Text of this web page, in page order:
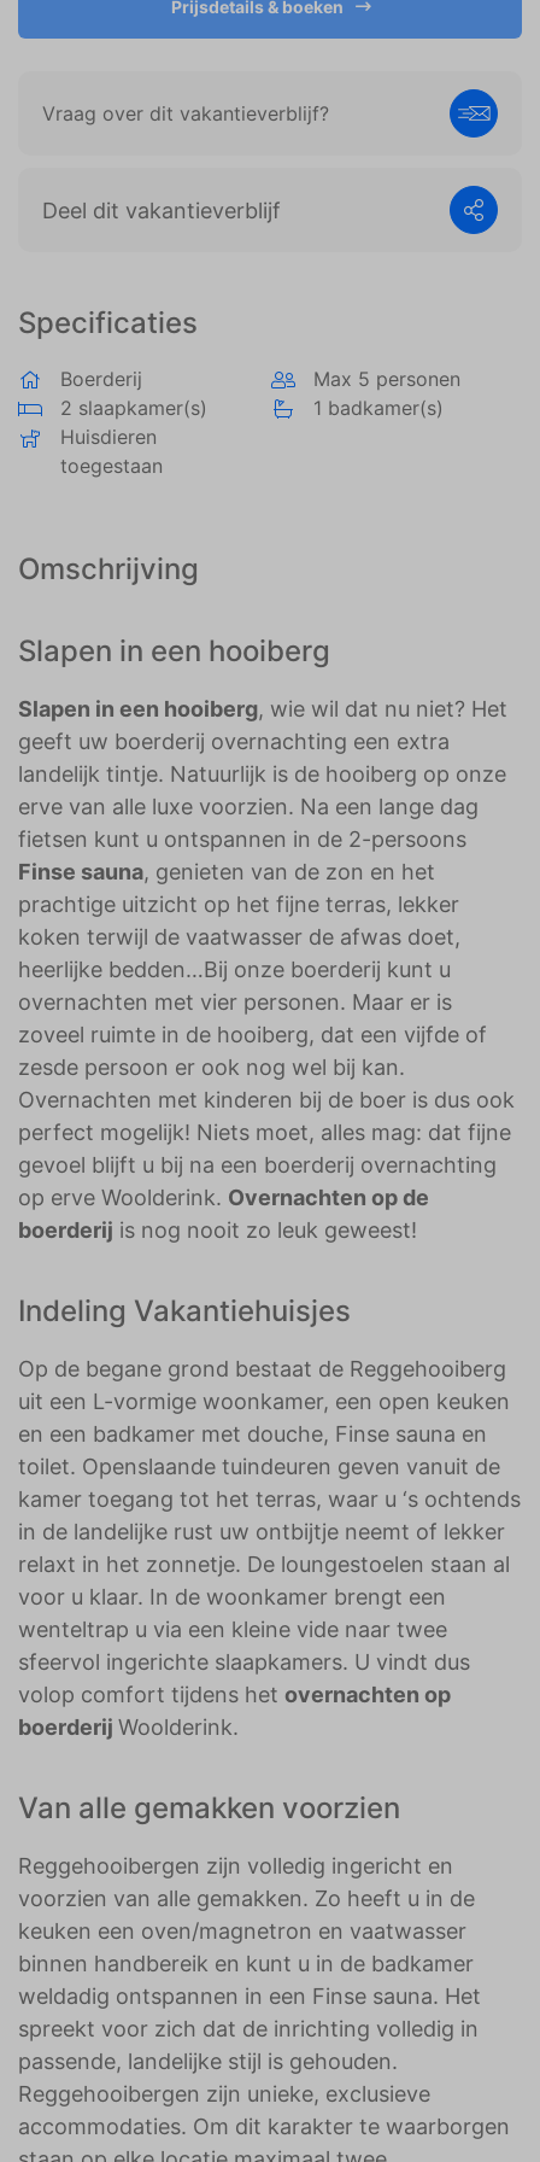
Specificaties
Boerderij
Max 5 personen
2 slaapkamer(s)
1 badkamer(s)
Huisdieren
toegestaan
Omschrijving
Slapen in een hooiberg
Slapen in een hooiberg, wie wil dat nu niet? Het
geeft uw boerderij overnachting een extra
landelijk tintje. Natuurlijk is de hooiberg op onze
erve van alle luxe voorzien. Na een lange dag
fietsen kunt u ontspannen in de 2-persoons
Finse sauna, genieten van de zon en het
prachtige uitzicht op het fijne terras, lekker
koken terwijl de vaatwasser de afwas doet,
heerlijke bedden…Bij onze boerderij kunt u
overnachten met vier personen. Maar er is
zoveel ruimte in de hooiberg, dat een vijfde of
zesde persoon er ook nog wel bij kan.
Overnachten met kinderen bij de boer is dus ook
perfect mogelijk! Niets moet, alles mag: dat fijne
gevoel blijft u bij na een boerderij overnachting
op erve Woolderink. Overnachten op de
boerderij is nog nooit zo leuk geweest!
Indeling Vakantiehuisjes
Op de begane grond bestaat de Reggehooiberg
uit een L-vormige woonkamer, een open keuken
en een badkamer met douche, Finse sauna en
toilet. Openslaande tuindeuren geven vanuit de
kamer toegang tot het terras, waar u ‘s ochtends
in de landelijke rust uw ontbijtje neemt of lekker
relaxt in het zonnetje. De loungestoelen staan al
voor u klaar. In de woonkamer brengt een
wenteltrap u via een kleine vide naar twee
sfeervol ingerichte slaapkamers. U vindt dus
volop comfort tijdens het overnachten op
boerderij Woolderink.
Van alle gemakken voorzien
Reggehooibergen zijn volledig ingericht en
voorzien van alle gemakken. Zo heeft u in de
keuken een oven/magnetron en vaatwasser
binnen handbereik en kunt u in de badkamer
weldadig ontspannen in een Finse sauna. Het
spreekt voor zich dat de inrichting volledig in
passende, landelijke stijl is gehouden.
Reggehooibergen zijn unieke, exclusieve
accommodaties. Om dit karakter te waarborgen
Prijsdetails & boeken
Vraag over dit vakantieverblijf?
Deel dit vakantieverblijf
weergeven die zijn afgestemd op en relevant zijn